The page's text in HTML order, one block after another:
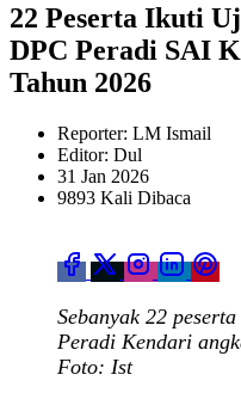
22 Peserta Ikuti
DPC Peradi SAI
Tahun 2026
Reporter: LM Ismail
Editor: Dul
31 Jan 2026
9893 Kali Dibaca
Sebanyak 22
Peradi Kendari
Foto: Ist